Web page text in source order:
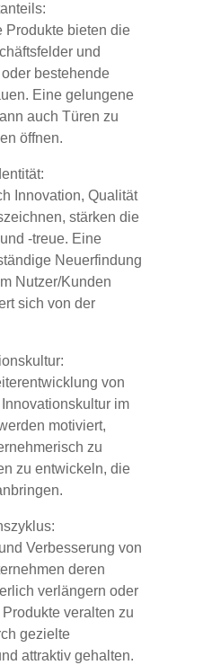
Produkte bieten die
und
bestehende
Eine gelungene
auch Türen zu
öffnen.
Innovation, Qualität
stärken die
-treue. Eine
Neuerfindung
Nutzer/Kunden
sich von der
von
im
motiviert,
zu
zu entwickeln, die
Verbesserung von
deren
verlängern oder
veralten zu
gezielte
attraktiv gehalten.